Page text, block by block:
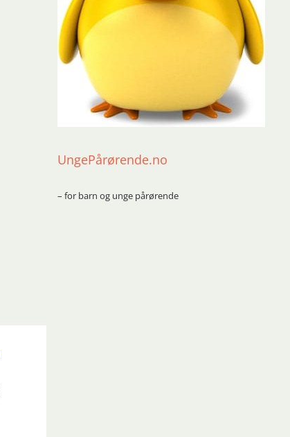
UngePårørende.no
– for barn og unge pårørende